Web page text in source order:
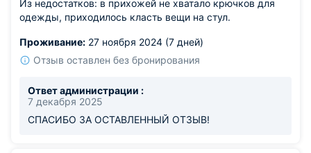
Из недостатков: в прихожей не хватало крючков для
одежды, приходилось класть вещи на стул.
Проживание: 27 ноября 2024 (7 дней)
Отзыв оставлен без бронирования
Ответ администрации :
7 декабря 2025
СПАСИБО ЗА ОСТАВЛЕННЫЙ ОТЗЫВ!